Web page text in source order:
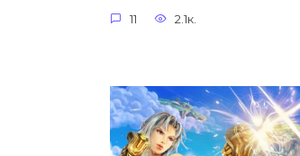
11 2.1к.